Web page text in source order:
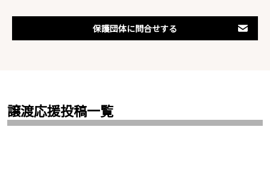
保護団体に問合せする
譲渡応援投稿一覧